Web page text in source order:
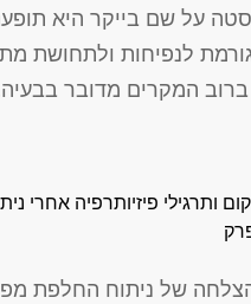
על שם בייקר היא
לנפיחות ולתחושת
המקרים מדובר
ותרגילי פיזיותרפיה אחרי
של ניתוח החלפת